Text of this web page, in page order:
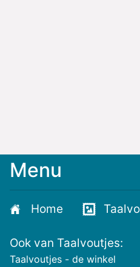
Menu
Home
Ook van Taalvoutjes:
Taalvoutjes - de winkel